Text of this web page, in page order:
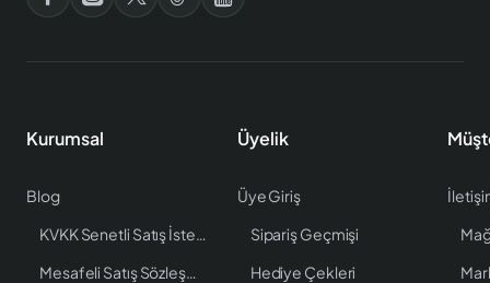
Kurumsal
Blog
KVKK Senetli Satış İstenen Bilgiler
Mesafeli Satış Sözleşmesi
Üyelik
Üye Giriş
Sipariş Geçmişi
Hediye Çekleri